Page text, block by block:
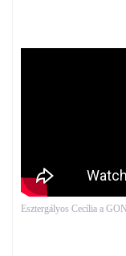
Esztergályos Cecília a